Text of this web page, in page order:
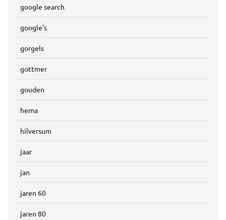
google search
google's
gorgels
gottmer
gouden
hema
hilversum
jaar
jan
jaren 60
jaren 80